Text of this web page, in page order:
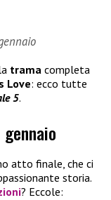
trama completa
Love: ecco tutte
5.
atto finale, che ci
storia.
? Eccole: